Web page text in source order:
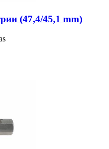
(47,4/45,1 mm)